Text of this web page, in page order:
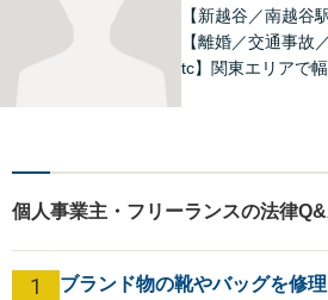
【新越谷／南越谷
【離婚／交通事故
tc】関東エリアで幅
リーで安心して相
ます。お気軽にご
い。
個人事業主・フリーランスの法律
1 ブランド物の靴やバッグを修